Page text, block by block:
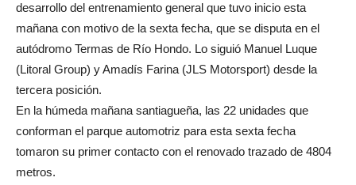
desarrollo del entrenamiento general que tuvo inicio esta
mañana con motivo de la sexta fecha, que se disputa en el
autódromo Termas de Río Hondo. Lo siguió Manuel Luque
(Litoral Group) y Amadís Farina (JLS Motorsport) desde la
tercera posición.
En la húmeda mañana santiagueña, las 22 unidades que
conforman el parque automotriz para esta sexta fecha
tomaron su primer contacto con el renovado trazado de 4804
metros.